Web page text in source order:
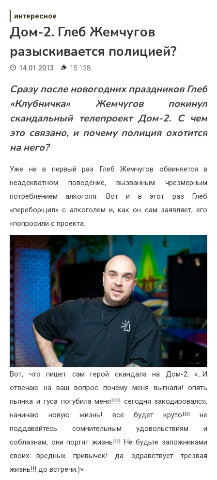
Свадьба
Жизнь
Хобби
Красота
интересное
Дом-2. Глеб Жемчугов
разыскивается полицией?
14.01.2013 15 138
Сразу после новогодних праздников Глеб
«Клубничка» Жемчугов покинул
скандальный телепроект Дом-2. С чем
это связано, и почему полиция охотится
на него?
Уже не в первый раз Глеб Жемчугов обвиняется в
неадекватном поведение, вызванным чрезмерным
потреблением алкоголя. Вот и в этот раз Глеб
«переборщил» с алкоголем и, как он сам заявляет, его
«попросили с проекта.
Вот, что пишет сам герой скандала на Дом-2: «…И
отвечаю на ваш вопрос почему меня выгнали! опять
пьянка и туса погубила меня!!!!! сегодня закодировался,
начинаю новую жизнь! все будет круто!!!! не
поддавайтесь сомнительным удовольствиям и
соблазнам, они портят жизнь!!!! Не будьте заложниками
своих вредных привычек! да здравствует трезвая
жизнь!!! до встречи:)»